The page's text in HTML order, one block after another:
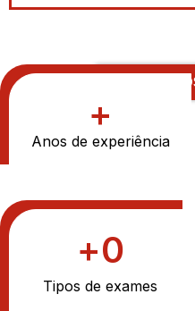
CONHEÇA
Anos de experiência
+
Tipos de exames
+0